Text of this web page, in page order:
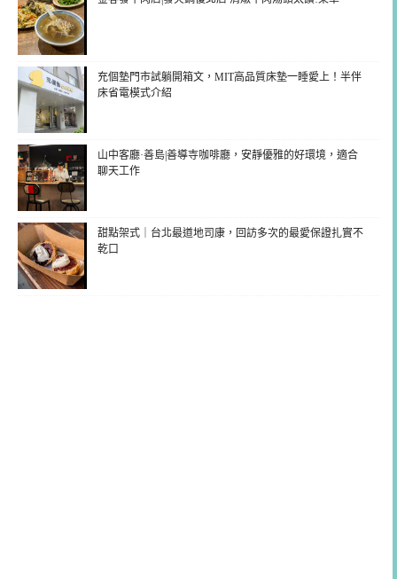
充個墊門市試躺開箱文，MIT高品質床墊一睡愛上！半伴
床省電模式介紹
山中客廳·善島|善導寺咖啡廳，安靜優雅的好環境，適合
聊天工作
甜點架式｜台北最道地司康，回訪多次的最愛保證扎實不
乾口